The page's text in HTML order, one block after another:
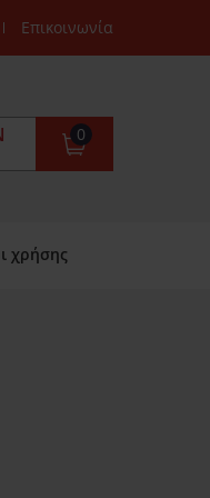
Επικοινωνία
0
χρήσης